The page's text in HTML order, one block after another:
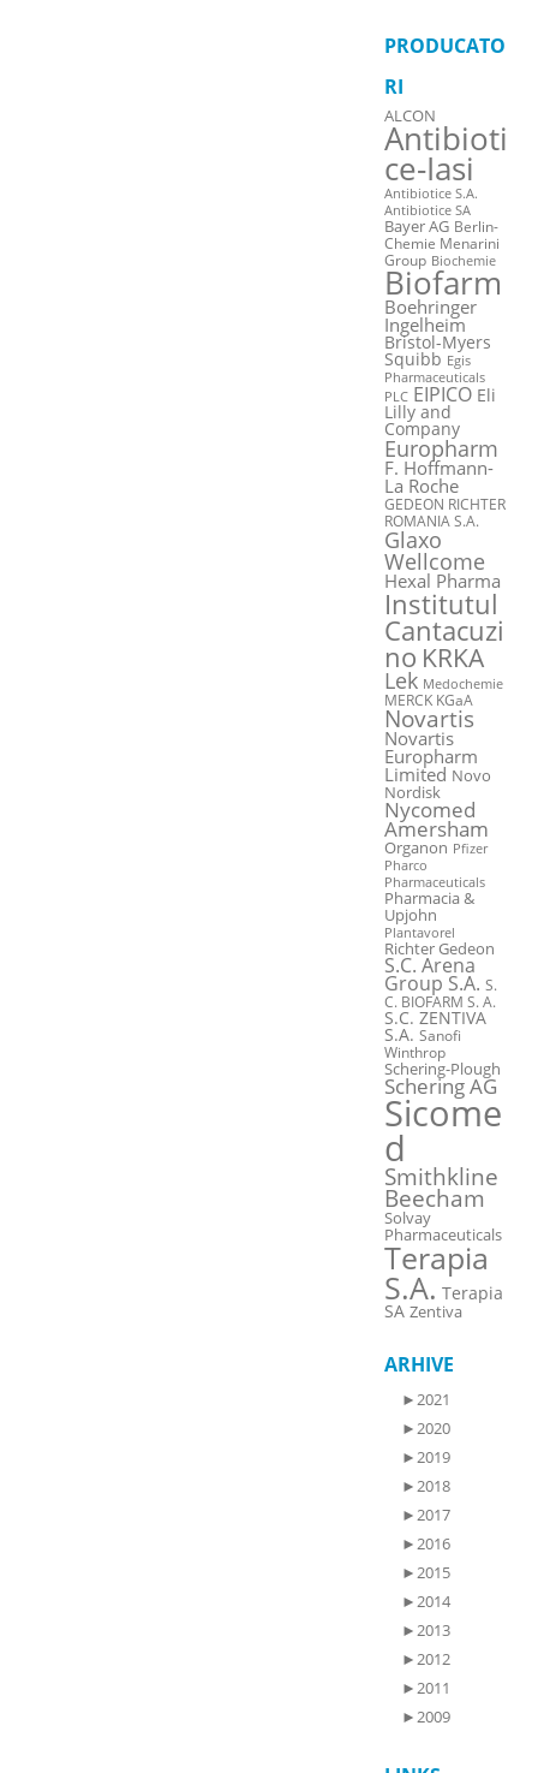
PRODUCATO
RI
ALCON
Antibioti
ce-Iasi
Antibiotice S.A.
Antibiotice SA
Bayer AG Berlin-
Chemie Menarini
Group Biochemie
Biofarm
Boehringer
Ingelheim
Bristol-Myers
Squibb Egis
Pharmaceuticals
PLC EIPICO Eli
Lilly and
Company
Europharm
F. Hoffmann-
La Roche
GEDEON RICHTER
ROMANIA S.A.
Glaxo
Wellcome
Hexal Pharma
Institutul
Cantacuzi
no KRKA
Lek Medochemie
MERCK KGaA
Novartis
Novartis
Europharm
Limited Novo
Nordisk
Nycomed
Amersham
Organon Pfizer
Pharco
Pharmaceuticals
Pharmacia &
Upjohn
Plantavorel
Richter Gedeon
S.C. Arena
Group S.A. S.
C. BIOFARM S. A.
S.C. ZENTIVA
S.A. Sanofi
Winthrop
Schering-Plough
Schering AG
Sicome
d
Smithkline
Beecham
Solvay
Pharmaceuticals
Terapia
S.A. Terapia
SA Zentiva
ARHIVE
►2021
►2020
►2019
►2018
►2017
►2016
►2015
►2014
►2013
►2012
►2011
►2009